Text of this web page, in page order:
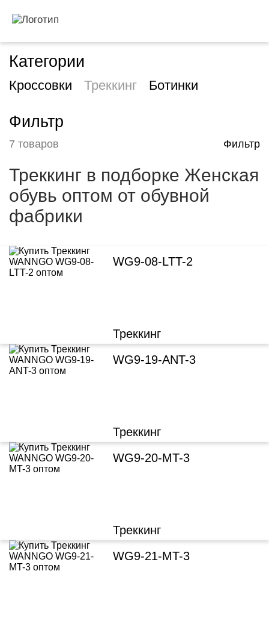
Категории
Кроссовки Треккинг Ботинки
Фильтр
7 товаров Фильтр
Треккинг в подборке Женская
обувь оптом от обувной
фабрики
WG9-08-LTT-2
Треккинг
WG9-19-ANT-3
Треккинг
WG9-20-MT-3
Треккинг
WG9-21-MT-3